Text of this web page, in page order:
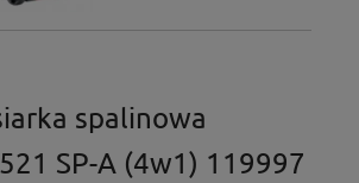
spalinowa
SP-A (4w1) 119997